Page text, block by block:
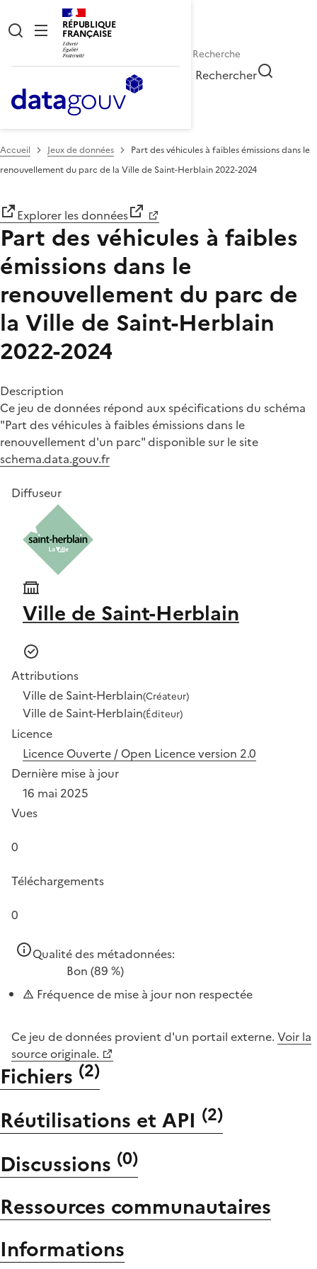
RÉPUBLIQUE
FRANÇAISE
Rechercher
Accueil Jeux de données
Part des véhicules à faibles émissions dans le
renouvellement du parc de la Ville de Saint-Herblain 2022-2024
Explorer les données
Part des véhicules à faibles
émissions dans le
renouvellement du parc de
la Ville de Saint-Herblain
2022-2024
Description
Ce jeu de données répond aux spécifications du schéma
"Part des véhicules à faibles émissions dans le
renouvellement d'un parc" disponible sur le site
schema.data.gouv.fr
Diffuseur
Ville de Saint-Herblain
Attributions
Ville de Saint-Herblain(Créateur)
Ville de Saint-Herblain(Éditeur)
Licence
Licence Ouverte / Open Licence version 2.0
Dernière mise à jour
16 mai 2025
Vues
0
Téléchargements
0
Qualité des métadonnées:
Bon (89 %)
Fréquence de mise à jour non respectée
Ce jeu de données provient d'un portail externe. Voir la
source originale.
Fichiers (2)
Réutilisations et API (2)
Discussions (0)
Ressources communautaires
Informations